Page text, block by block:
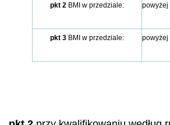
pkt 2 BMI w przedziale: powyżej
pkt 3 BMI w przedziale: powyżej